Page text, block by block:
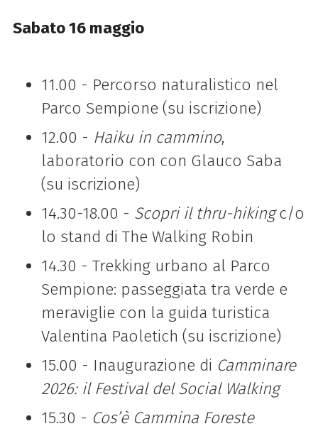
Sabato 16 maggio
11.00 - Percorso naturalistico nel
Parco Sempione (su iscrizione)
12.00 - Haiku in cammino,
laboratorio con con Glauco Saba
(su iscrizione)
14.30-18.00 - Scopri il thru-hikingc/o
lo stand di The Walking Robin
14.30 - Trekking urbano al Parco
Sempione: passeggiata tra verde e
meraviglie con la guida turistica
Valentina Paoletich (su iscrizione)
15.00 - Inaugurazione di Camminare
2026: il Festival del Social Walking
15.30 - Cos’è Cammina Foreste